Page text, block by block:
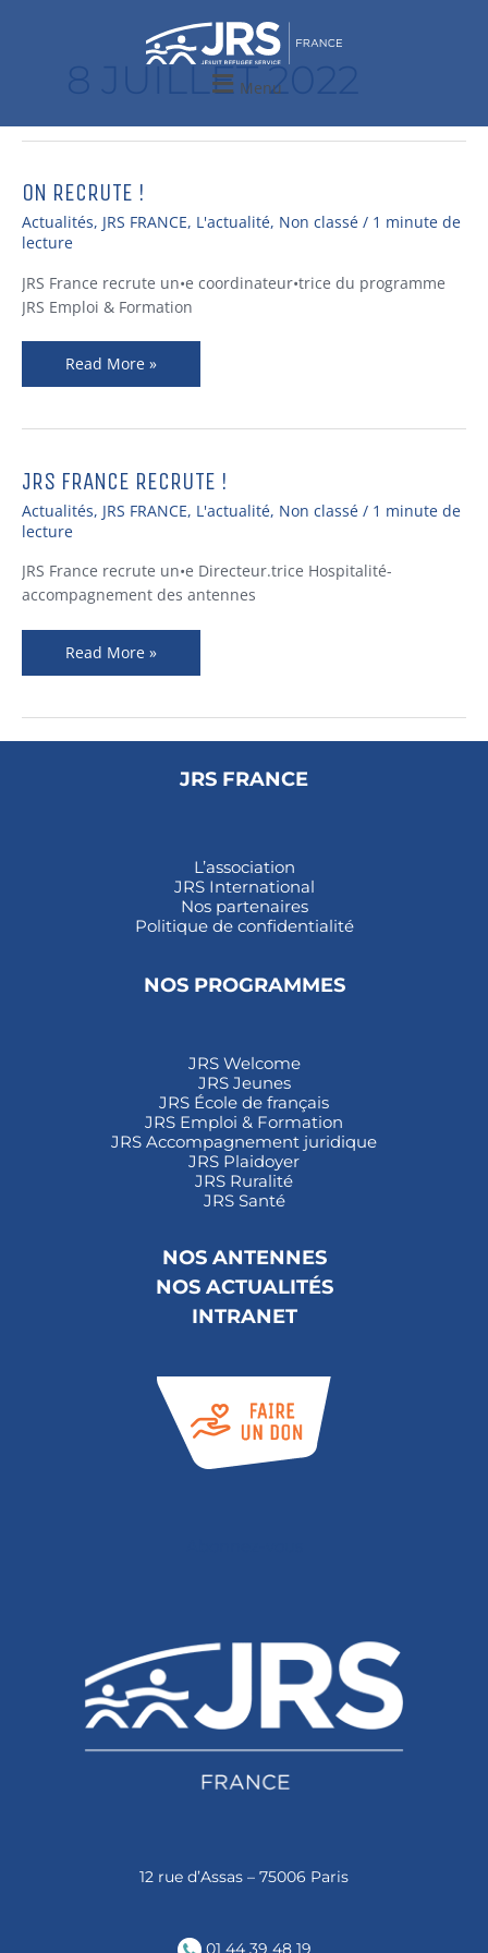
Menu
8 JUILLET 2022
ON RECRUTE !
Actualités, JRS FRANCE, L'actualité, Non classé / 1 minute de
lecture
JRS France recrute un•e coordinateur•trice du programme
JRS Emploi & Formation
On
recrute
!
Read More »
JRS FRANCE RECRUTE !
Actualités, JRS FRANCE, L'actualité, Non classé / 1 minute de
lecture
JRS France recrute un•e Directeur.trice Hospitalité-
accompagnement des antennes
JRS
France
recrute
Read More »
JRS FRANCE
L’association
JRS International
Nos partenaires
Politique de confidentialité
NOS PROGRAMMES
JRS Welcome
JRS Jeunes
JRS École de français
JRS Emploi & Formation
JRS Accompagnement juridique
JRS Plaidoyer
JRS Ruralité
JRS Santé
NOS ANTENNES
NOS ACTUALITÉS
INTRANET
12 rue d’Assas – 75006 Paris
01 44 39 48 19